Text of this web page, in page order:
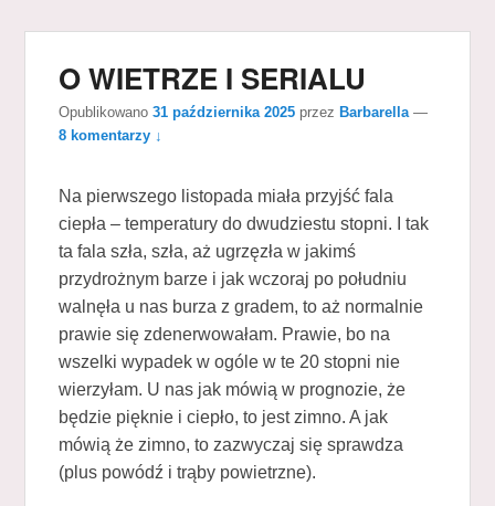
O WIETRZE I SERIALU
Opublikowano31 października 2025 przez Barbarella —
8 komentarzy ↓
Na pierwszego listopada miała przyjść fala
ciepła – temperatury do dwudziestu stopni. I tak
ta fala szła, szła, aż ugrzęzła w jakimś
przydrożnym barze i jak wczoraj po południu
walnęła u nas burza z gradem, to aż normalnie
prawie się zdenerwowałam. Prawie, bo na
wszelki wypadek w ogóle w te 20 stopni nie
wierzyłam. U nas jak mówią w prognozie, że
będzie pięknie i ciepło, to jest zimno. A jak
mówią że zimno, to zazwyczaj się sprawdza
(plus powódź i trąby powietrzne).